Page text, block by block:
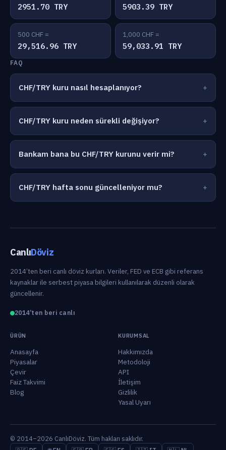
2951.70 TRY 5903.39 TRY
500 CHF =
29,516.96 TRY
1,000 CHF =
59,033.91 TRY
FAQ
CHF/TRY kuru nasıl hesaplanıyor?
CHF/TRY kuru neden sürekli değişiyor?
Bankam bana bu CHF/TRY kurunu verir mi?
CHF/TRY hafta sonu güncelleniyor mu?
CanlıDöviz
2014’ten beri canlı döviz kurları. Veriler, FED ve ECB gibi referans
kaynaklar ile serbest piyasa bilgileri kullanılarak düzenli olarak
güncellenir.
2014’ten beri canlı
ÜRÜN
Anasayfa
Piyasalar
Çevir
Faiz Takvimi
Blog
KURUMSAL
Hakkımızda
Metodoloji
API
İletişim
Gizlilik
Yasal Uyarı
© 2014–2026 CanlıDöviz. Tüm hakları saklıdır.